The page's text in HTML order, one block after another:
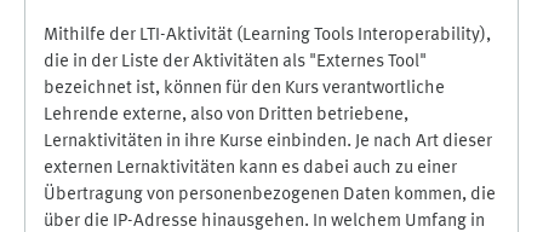
Mithilfe der LTI-Aktivität (Learning Tools Interoperability),
die in der Liste der Aktivitäten als "Externes Tool"
bezeichnet ist, können für den Kurs verantwortliche
Lehrende externe, also von Dritten betriebene,
Lernaktivitäten in ihre Kurse einbinden. Je nach Art dieser
externen Lernaktivitäten kann es dabei auch zu einer
Übertragung von personenbezogenen Daten kommen, die
über die IP-Adresse hinausgehen. In welchem Umfang in